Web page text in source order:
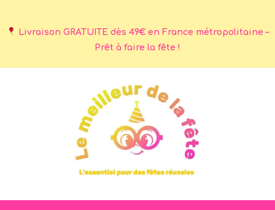
Livraison GRATUITE dès 49€ en France métropolitaine –
Prêt à faire la fête !